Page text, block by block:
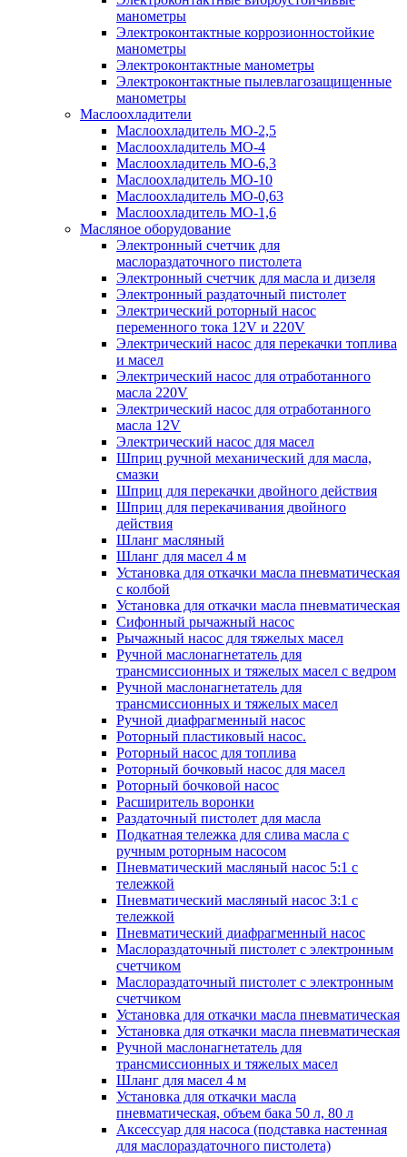
манометры
Электроконтактные коррозионностойкие
манометры
Электроконтактные манометры
Электроконтактные пылевлагозащищенные
манометры
Маслоохладители
Маслоохладитель MO-2,5
Маслоохладитель MO-4
Маслоохладитель МО-6,3
Маслоохладитель МО-10
Маслоохладитель MO-0,63
Маслоохладитель MO-1,6
Масляное оборудование
Электронный счетчик для
маслораздаточного пистолета
Электронный счетчик для масла и дизеля
Электронный раздаточный пистолет
Электрический роторный насос
переменного тока 12V и 220V
Электрический насос для перекачки топлива
и масел
Электрический насос для отработанного
масла 220V
Электрический насос для отработанного
масла 12V
Электрический насос для масел
Шприц ручной механический для масла,
смазки
Шприц для перекачки двойного действия
Шприц для перекачивания двойного
действия
Шланг масляный
Шланг для масел 4 м
Установка для откачки масла пневматическая
с колбой
Установка для откачки масла пневматическая
Сифонный рычажный насос
Рычажный насос для тяжелых масел
Ручной маслонагнетатель для
трансмиссионных и тяжелых масел с ведром
Ручной маслонагнетатель для
трансмиссионных и тяжелых масел
Ручной диафрагменный насос
Роторный пластиковый насос.
Роторный насос для топлива
Роторный бочковый насос для масел
Роторный бочковой насос
Расширитель воронки
Раздаточный пистолет для масла
Подкатная тележка для слива масла с
ручным роторным насосом
Пневматический масляный насос 5:1 с
тележкой
Пневматический масляный насос 3:1 с
тележкой
Пневматический диафрагменный насос
Маслораздаточный пистолет с электронным
счетчиком
Маслораздаточный пистолет с электронным
счетчиком
Установка для откачки масла пневматическая
Установка для откачки масла пневматическая
Ручной маслонагнетатель для
трансмиссионных и тяжелых масел
Шланг для масел 4 м
Установка для откачки масла
пневматическая, объем бака 50 л, 80 л
Аксессуар для насоса (подставка настенная
для маслораздаточного пистолета)